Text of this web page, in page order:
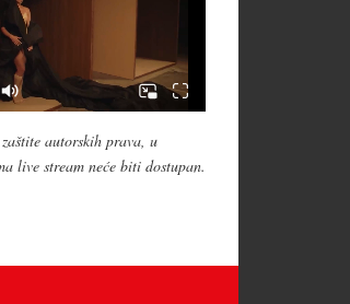
autorskih prava, u
live stream neće biti dostupan.